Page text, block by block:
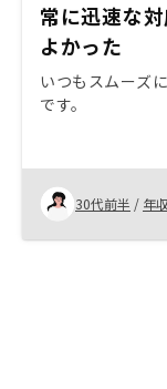
常に迅速な
よかった
いつもスムーズ
です。
30代前半 / 年